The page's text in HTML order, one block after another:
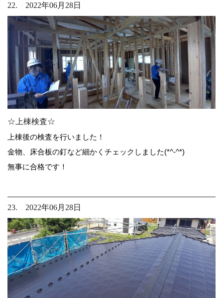
22. 2022年06月28日
☆上棟検査☆
上棟後の検査を行いました！
金物、床合板の釘など細かくチェックしました(*^-^*)
無事に合格です！
23. 2022年06月28日